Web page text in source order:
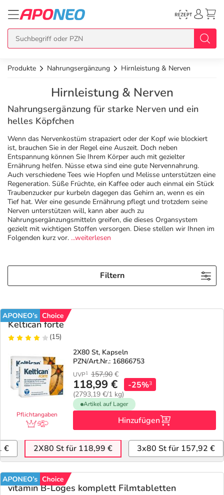
zurück
Übersicht Produkte
Topseller
Neuheiten
Arzneimittel
Bio & Genuss
Körperpflege & Kosmetik
Mutter & Kind
Nahrungsergänzung
Natur & Homöopathie
Sanitätshaus
Sport & Fitness
Tierapotheke
zurück
Übersicht Aktionen
APO Cash Deals
Gratis dazu
Im Set günstiger
Schnäppchen
Geschenkideen
Reiseapotheke
Insektenschutz
Sonnenpflege
Sommerpflege für Haar und Kopfhaut
Täglich gut versorgt
zurück
Übersicht Services
Dermatologische Beratung
Wechselwirkungscheck
Diabetes-Risiko-Test
BMI-Rechner
Fragen und Antworten
Beliebte Beiträge
E-Rezept einlösen
E-Rezept App
zurück
Übersicht Rezept einlösen
E-Rezept auf Karte
E-Rezept Ausdruck
Papier-Rezept
zurück
Übersicht APO Cash Deals
Alle APO Cash Deals
20% Extra Cash
15% Extra Cash
10% Extra Cash
5% Extra Cash
Avene & Ducray Deals
Evolsin Deals
Frontline & Frontpro Deals
Nattermann Deals
R(h)ein Nutrition Deals
Refluthin, Lasea & Carmenthin Deals
Salus Deals
Produkte Nahrungsergänzung Hirnleistung & Nerven
Hirnleistung & Nerven
Nahrungsergänzung für starke Nerven und ein
helles Köpfchen
Wenn das Nervenkostüm strapaziert oder der Kopf wie blockiert
ist, brauchen Sie in der Regel eine Auszeit. Doch neben
Entspannung können Sie Ihrem Körper auch mit gezielter
Ernährung helfen. Nüsse etwa sind eine gute Nervennahrung.
Auch verschiedene Tees wie Hopfen und Melisse unterstützen eine
Regeneration. Süße Früchte, ein Kaffee oder auch einmal ein Stück
Traubenzucker pur kurbeln dagegen das Gehirn an, wenn es ein
Tief hat. Wer eine gesunde Ernährung pflegt und trotzdem seine
Nerven unterstützen will, kann aber auch zu
Nahrungsergänzungsmitteln greifen, die dieses Organsystem
gezielt mit wichtigen Stoffen versorgen. Diese stellen wir Ihnen im
Folgenden kurz vor. ...weiterlesen
Filtern
Keltican forte
(15)
Pflichtangaben
2X80 St, Kapseln
PZN/Art.Nr.: 16866753
UVP1 157,90 €
118,99 €
(2793,19 €/1 kg)
-25%3
Artikel auf Lager
Hinzufügen
€ 2X80 St für 118,99 € 3x80 St für 157,92 €
vitamin B-Loges komplett Filmtabletten